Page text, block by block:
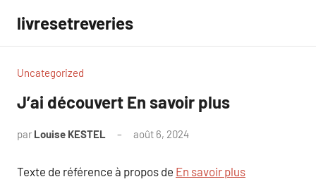
contenu
livresetreveries
Uncategorized
J’ai découvert En savoir plus
par Louise KESTEL août 6, 2024
Texte de référence à propos de En savoir plus